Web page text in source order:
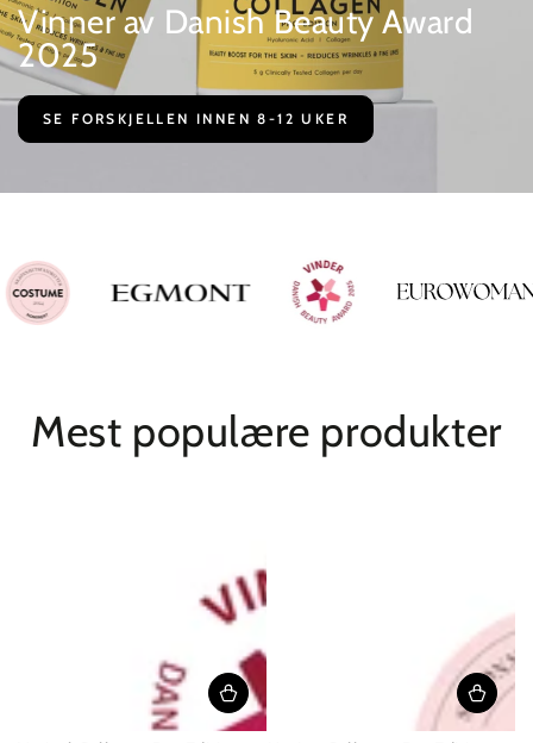
Vinner av Danish Beauty Award
2025
SE FORSKJELLEN INNEN 8-12 UKER
Mest populære produkter